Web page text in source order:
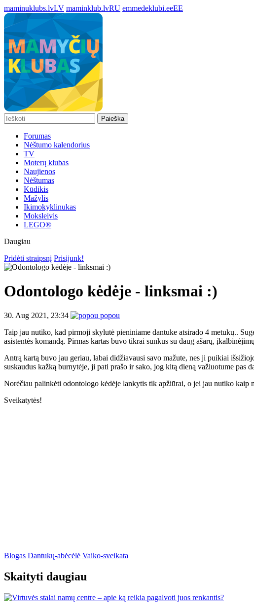
maminuklubs.lvLV maminklub.lvRU emmedeklubi.eeEE
Paieška
Forumas
Nėštumo kalendorius
TV
Moterų klubas
Naujienos
Nėštumas
Kūdikis
Mažylis
Ikimokyklinukas
Moksleivis
LEGO®
Daugiau
Pridėti straipsnį Prisijunk!
Odontologo kėdėje - linksmai :)
30. Aug 2021, 23:34
popou
Taip jau nutiko, kad pirmoji skylutė pieniniame dantuke atsirado 4 metukų..
asistentės komandą. Pirmas kartas buvo tikrai sunkus su daug ašarų,
Antrą kartą buvo jau geriau, labai didžiavausi savo mažute, nes ji puikiai
suskaudus kažką burnytėje, ji pati prašo ir sako, jog kitą dieną važiuotume pas
Norėčiau palinkėti odontologo kėdėje lankytis tik apžiūrai, o jei jau nutiko kaip
Sveikatytės!
Blogas Dantukų-abėcėlė Vaiko-sveikata
Skaityti daugiau